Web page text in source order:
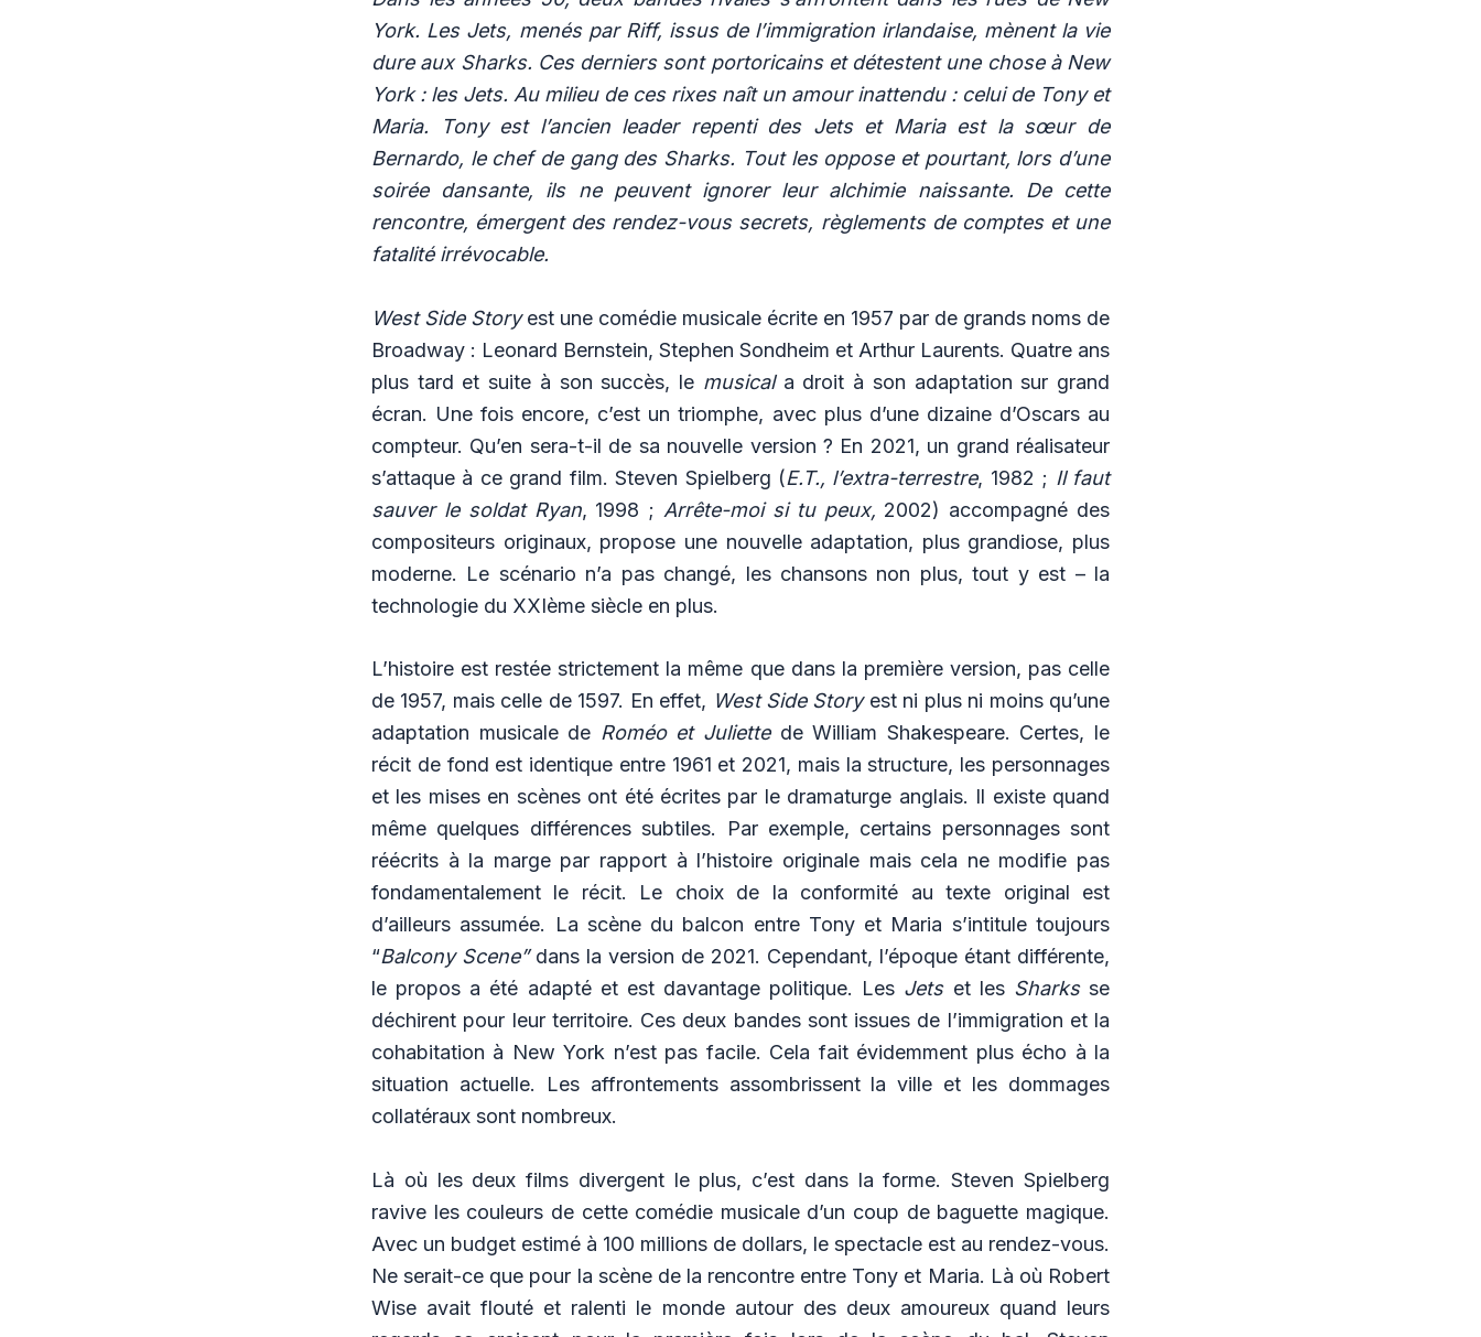
York. Les Jets, menés par Riff, issus de l’immigration irlandaise, mènent la vie
dure aux Sharks. Ces derniers sont portoricains et détestent une chose à New
York : les Jets. Au milieu de ces rixes naît un amour inattendu : celui de Tony et
Maria. Tony est l’ancien leader repenti des Jets et Maria est la sœur de
Bernardo, le chef de gang des Sharks. Tout les oppose et pourtant, lors d’une
soirée dansante, ils ne peuvent ignorer leur alchimie naissante. De cette
rencontre, émergent des rendez-vous secrets, règlements de comptes et une
fatalité irrévocable.
West Side Storyest une comédie musicale écrite en 1957 par de grands noms de
Broadway : Leonard Bernstein, Stephen Sondheim et Arthur Laurents. Quatre ans
plus tard et suite à son succès, le musicala droit à son adaptation sur grand
écran. Une fois encore, c’est un triomphe, avec plus d’une dizaine d’Oscars au
compteur. Qu’en sera-t-il de sa nouvelle version ? En 2021, un grand réalisateur
s’attaque à ce grand film. Steven Spielberg (E.T., l’extra-terrestre, 1982 ; Il faut
sauver le soldat Ryan, 1998 ; Arrête-moi si tu peux, 2002) accompagné des
compositeurs originaux, propose une nouvelle adaptation, plus grandiose, plus
moderne. Le scénario n’a pas changé, les chansons non plus, tout y est – la
technologie du XXIème siècle en plus.
L’histoire est restée strictement la même que dans la première version, pas celle
de 1957, mais celle de 1597. En effet, West Side Storyest ni plus ni moins qu’une
adaptation musicale de Roméo et Juliette de William Shakespeare. Certes, le
récit de fond est identique entre 1961 et 2021, mais la structure, les personnages
et les mises en scènes ont été écrites par le dramaturge anglais. Il existe quand
même quelques différences subtiles. Par exemple, certains personnages sont
réécrits à la marge par rapport à l’histoire originale mais cela ne modifie pas
fondamentalement le récit. Le choix de la conformité au texte original est
d’ailleurs assumée. La scène du balcon entre Tony et Maria s’intitule toujours
“Balcony Scene”dans la version de 2021. Cependant, l’époque étant différente,
le propos a été adapté et est davantage politique. Les Jetset les Sharksse
déchirent pour leur territoire. Ces deux bandes sont issues de l’immigration et la
cohabitation à New York n’est pas facile. Cela fait évidemment plus écho à la
situation actuelle. Les affrontements assombrissent la ville et les dommages
collatéraux sont nombreux.
Là où les deux films divergent le plus, c’est dans la forme. Steven Spielberg
ravive les couleurs de cette comédie musicale d’un coup de baguette magique.
Avec un budget estimé à 100 millions de dollars, le spectacle est au rendez-vous.
Ne serait-ce que pour la scène de la rencontre entre Tony et Maria. Là où Robert
Wise avait flouté et ralenti le monde autour des deux amoureux quand leurs